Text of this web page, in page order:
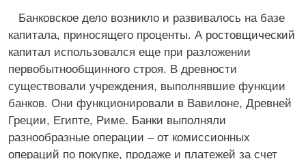
Банковское дело возникло и развивалось на базе
капитала, приносящего проценты. А ростовщический
капитал использовался еще при разложении
первобытнообщинного строя. В древности
существовали учреждения, выполнявшие функции
банков. Они функционировали в Вавилоне, Древней
Греции, Египте, Риме. Банки выполняли
разнообразные операции – от комиссионных
операций по покупке, продаже и платежей за счет